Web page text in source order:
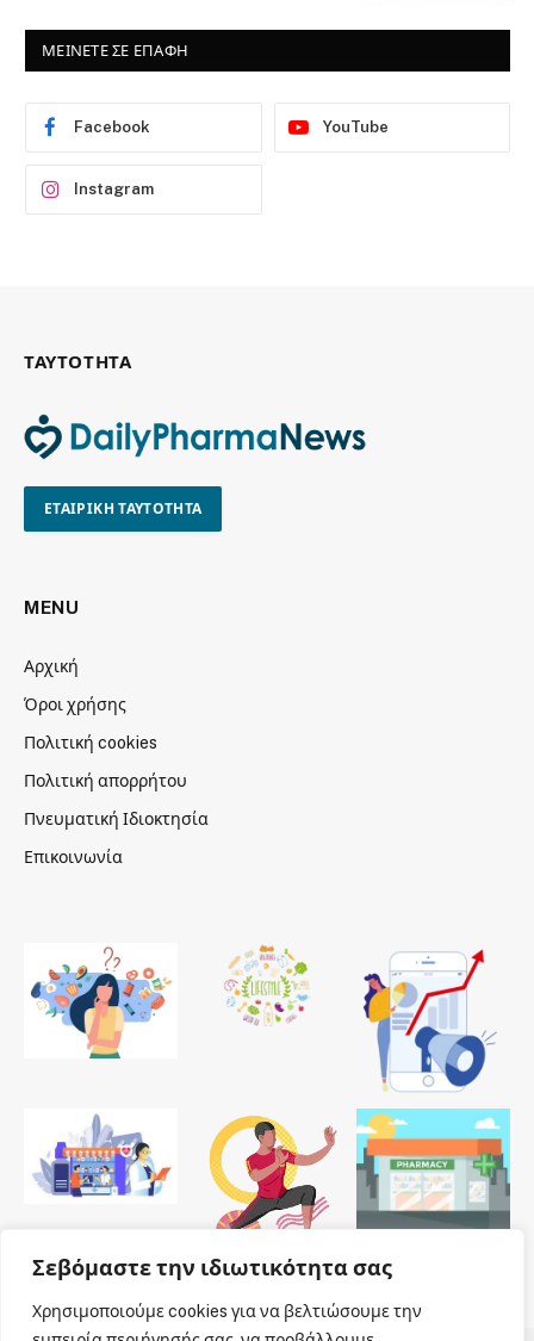
Σεβόμαστε την ιδιωτικότητα σας
Χρησιμοποιούμε cookies για να βελτιώσουμε την
ΜΕΙΝΕΤΕ ΣΕ ΕΠΑΦΗ
Facebook YouTube
Instagram
ΤΑΥΤΟΤΗΤΑ
ΕΤΑΙΡΙΚΗ ΤΑΥΤΟΤΗΤΑ
MENU
Αρχική
Όροι χρήσης
Πολιτική cookies
Πολιτική απορρήτου
Πνευματική Ιδιοκτησία
Επικοινωνία